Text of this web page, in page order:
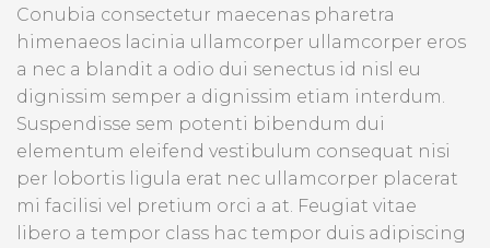
Conubia consectetur maecenas pharetra
himenaeos lacinia ullamcorper ullamcorper eros
a nec a blandit a odio dui senectus id nisl eu
dignissim semper a dignissim etiam interdum.
Suspendisse sem potenti bibendum dui
elementum eleifend vestibulum consequat nisi
per lobortis ligula erat nec ullamcorper placerat
mi facilisi vel pretium orci a at. Feugiat vitae
libero a tempor class hac tempor duis adipiscing